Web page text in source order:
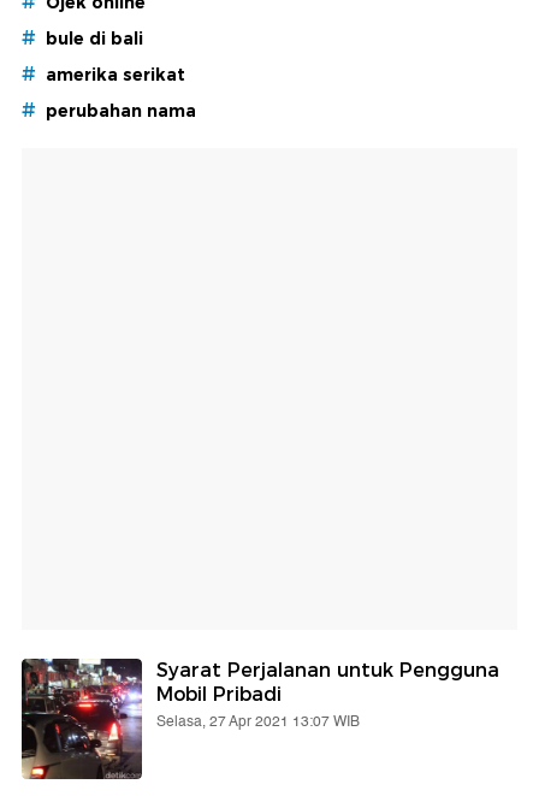
# bule di bali
# amerika serikat
# perubahan nama
Syarat Perjalanan untuk Pengguna
Mobil Pribadi
Selasa, 27 Apr 2021 13:07 WIB